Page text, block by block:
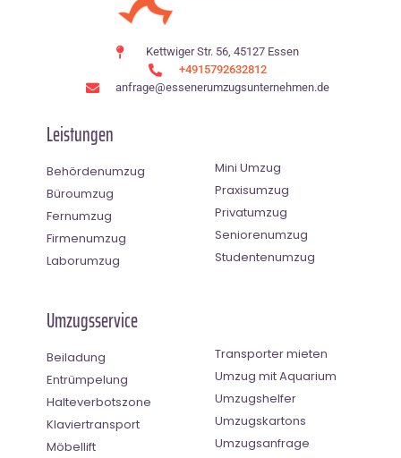
Kettwiger Str. 56, 45127 Essen
+4915792632812
anfrage@essenerumzugsunternehmen.de
Leistungen
Behördenumzug
Büroumzug
Fernumzug
Firmenumzug
Laborumzug
Mini Umzug
Praxisumzug
Privatumzug
Seniorenumzug
Studentenumzug
Umzugsservice
Beiladung
Entrümpelung
Halteverbotszone
Klaviertransport
Möbellift
Transporter mieten
Umzug mit Aquarium
Umzugshelfer
Umzugskartons
Umzugsanfrage